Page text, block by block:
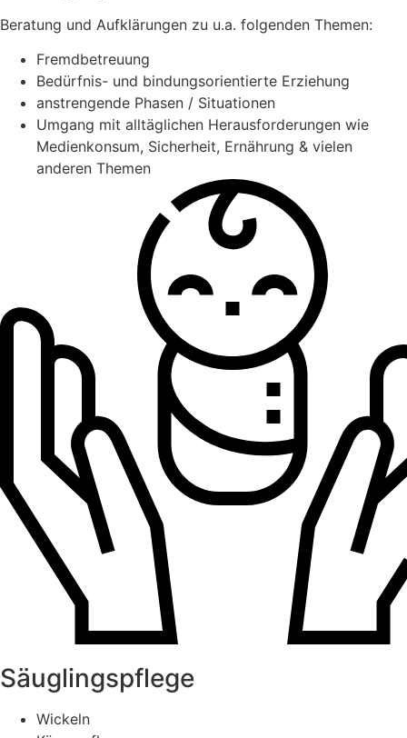
Beratung und Aufklärungen zu u.a. folgenden Themen:
Fremdbetreuung
Bedürfnis- und bindungsorientierte Erziehung
anstrengende Phasen / Situationen
Umgang mit alltäglichen Herausforderungen wie
Medienkonsum, Sicherheit, Ernährung & vielen
anderen Themen
Säuglingspflege
Wickeln